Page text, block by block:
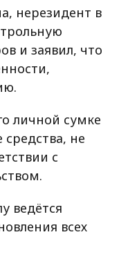
нерезидент в
и заявил, что
личной сумке
не
с
ведётся
всех